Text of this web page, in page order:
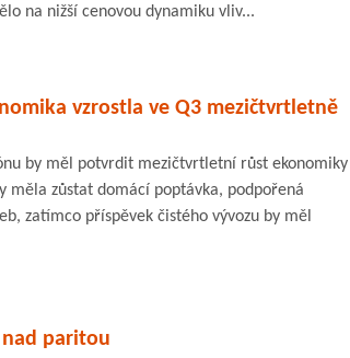
na nižší cenovou dynamiku vliv...
vzrostla ve Q3 mezičtvrtletně
by měl potvrdit mezičtvrtletní růst ekonomiky
měla zůstat domácí poptávka, podpořená
zatímco příspěvek čistého vývozu by měl
nad paritou